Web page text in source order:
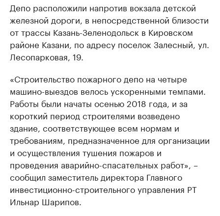
Депо расположили напротив вокзала детской
железной дороги, в непосредственной близости
от трассы Казань-Зеленодольск в Кировском
районе Казани, по адресу поселок Залесный, ул.
Лесопарковая, 19.
«Строительство пожарного депо на четыре
машино-выездов велось ускоренными темпами.
Работы были начаты осенью 2018 года, и за
короткий период строителями возведено
здание, соответствующее всем нормам и
требованиям, предназначенное для организации
и осуществления тушения пожаров и
проведения аварийно-спасательных работ», –
сообщил заместитель директора Главного
инвестиционно-строительного управления РТ
Ильнар Шарипов.